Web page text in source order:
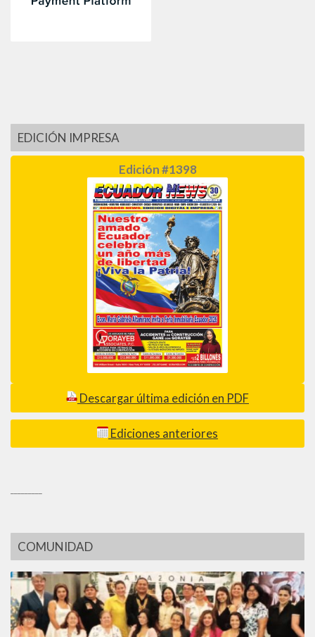
EDICIÓN IMPRESA
Edición #1398
Descargar última edición en PDF
Ediciones anteriores
COMUNIDAD